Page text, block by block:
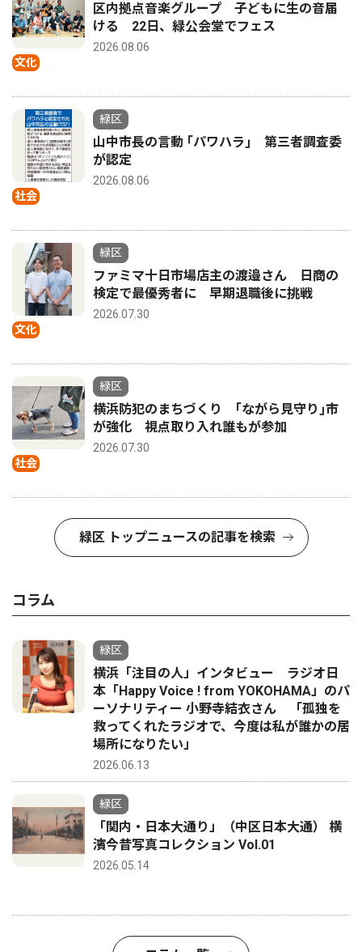
文化
区内拠点音楽グループ 子どもに生の音届
ける 22日、緑公会堂でフェス
2026.08.06
社会
緑区
山中市長の言動 ｢パワハラ｣ 第三者調査委
が認定
2026.08.06
文化
緑区
ファミマ十日市場店主の渡邉さん 日商の
検定で最優秀者に 早期退職後に挑戦
2026.07.30
社会
緑区
横浜防犯のまちづくり ｢ながら見守り｣市
が強化 視点取り入れ誰もが参加
2026.07.30
緑区 トップニュースの記事を検索
コラム
緑区
横浜「注目の人」インタビュー ラジオ日
本「Happy Voice ! from YOKOHAMA」のパ
ーソナリティー 小野寺結衣さん 「孤独を
救ってくれたラジオで、今度は私が誰かの居
場所になりたい」
2026.06.13
緑区
「関内・日本大通り」（中区日本大通） 横
濱今昔写真コレクション Vol.01
2026.05.14